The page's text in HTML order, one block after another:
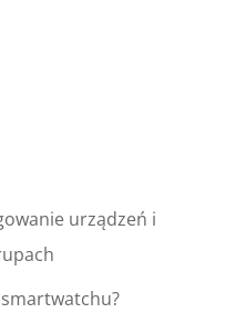
urządzeń i
smartwatchu?